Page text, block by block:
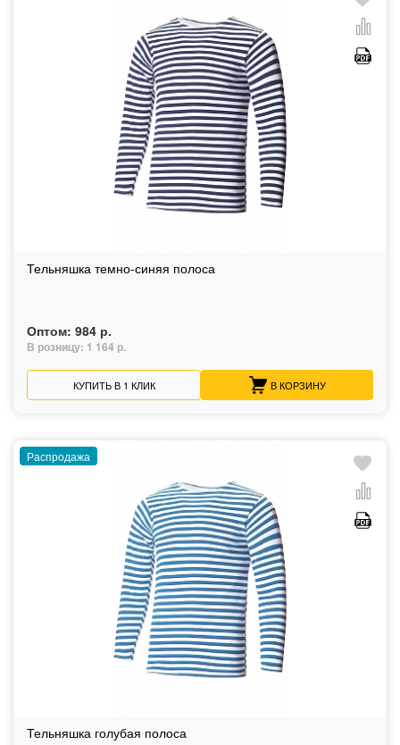
Тельняшка темно-синяя полоса
Оптом: 984 р.
В розницу: 1 164 р.
КУПИТЬ В 1 КЛИК В КОРЗИНУ
Распродажа
Тельняшка голубая полоса